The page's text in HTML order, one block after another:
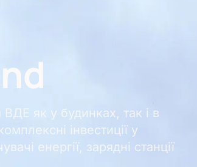
як у будинках, так і в
інвестиції у
енергії, зарядні станції